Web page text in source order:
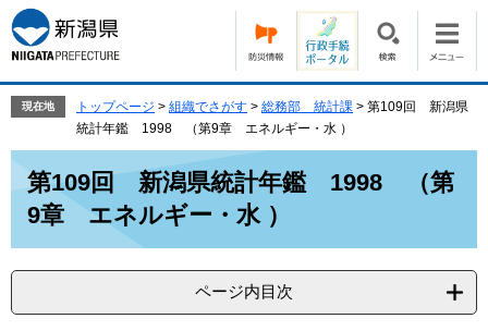
ー
ジ
の
で
す。
ニ
ュ
ー
ば
現在地 トップページ > 組織でさがす > 総務部 統計課 > 第109回 新潟県
統計年鑑 1998 （第9章 エネルギー・水 ）
第109回 新潟県統計年鑑 1998 （第
9章 エネルギー・水 ）
ページ内目次